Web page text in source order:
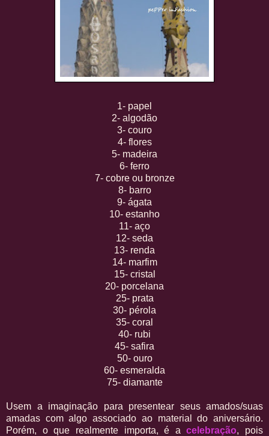
1- papel
2- algodão
3- couro
4- flores
5- madeira
6- ferro
7- cobre ou bronze
8- barro
9- ágata
10- estanho
11- aço
12- seda
13- renda
14- marfim
15- cristal
20- porcelana
25- prata
30- pérola
35- coral
40- rubi
45- safira
50- ouro
60- esmeralda
75- diamante
Usem a imaginação para presentear seus amados/suas
amadas com algo associado ao material do aniversário.
Porém, o que realmente importa, é acelebração, pois